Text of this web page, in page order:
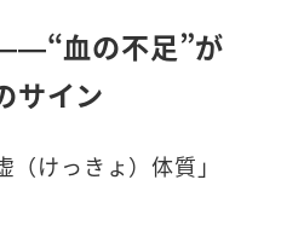
血の不足”が
サイン
けっきょ）体質」